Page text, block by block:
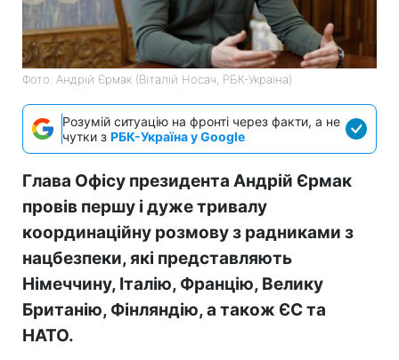
Фото: Андрій Єрмак (Віталій Носач, РБК-Україна)
Розумій ситуацію на фронті через факти, а не
чутки з РБК-Україна у Google
Глава Офісу президента Андрій Єрмак
провів першу і дуже тривалу
координаційну розмову з радниками з
нацбезпеки, які представляють
Німеччину, Італію, Францію, Велику
Британію, Фінляндію, а також ЄС та
НАТО.